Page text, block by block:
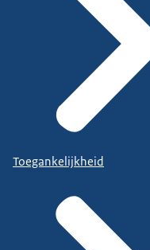
Toegankelijkheid